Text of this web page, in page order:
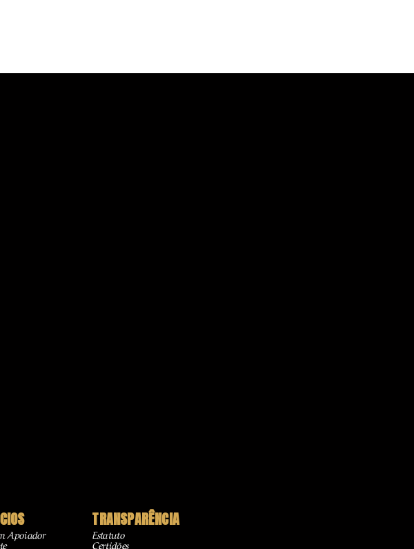
Apoiador
TRANSPARÊNCIA
Estatuto
Certidões